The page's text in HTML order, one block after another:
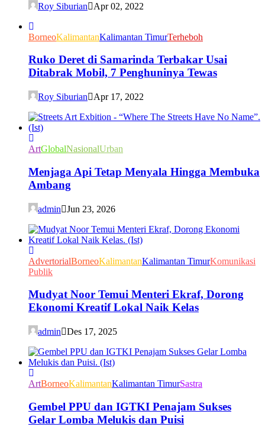
Roy Siburian Apr 02, 2022
BorneoKalimantanKalimantan TimurTerheboh
Ruko Deret di Samarinda Terbakar Usai
Ditabrak Mobil, 7 Penghuninya Tewas
Roy Siburian Apr 17, 2022
ArtGlobalNasionalUrban
Menjaga Api Tetap Menyala Hingga Membuka
Ambang
admin Jun 23, 2026
AdvertorialBorneoKalimantanKalimantan TimurKomunikasi
Publik
Mudyat Noor Temui Menteri Ekraf, Dorong
Ekonomi Kreatif Lokal Naik Kelas
admin Des 17, 2025
ArtBorneoKalimantanKalimantan TimurSastra
Gembel PPU dan IGTKI Penajam Sukses
Gelar Lomba Melukis dan Puisi